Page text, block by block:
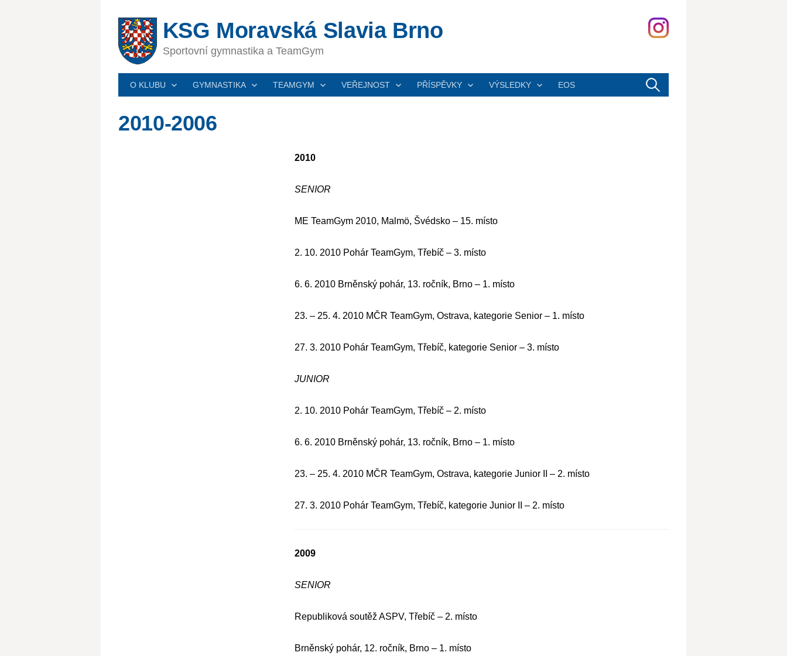
content
KSG Moravská Slavia Brno
Sportovní gymnastika a TeamGym
O KLUBU GYMNASTIKA TEAMGYM VEŘEJNOST PŘÍSPĚVKY VÝSLEDKY EOS
Vyhledávání
2010-2006
2010
SENIOR
ME TeamGym 2010, Malmö, Švédsko – 15. místo
2. 10. 2010 Pohár TeamGym, Třebíč – 3. místo
6. 6. 2010 Brněnský pohár, 13. ročník, Brno – 1. místo
23. – 25. 4. 2010 MČR TeamGym, Ostrava, kategorie Senior – 1. místo
27. 3. 2010 Pohár TeamGym, Třebíč, kategorie Senior – 3. místo
JUNIOR
2. 10. 2010 Pohár TeamGym, Třebíč – 2. místo
6. 6. 2010 Brněnský pohár, 13. ročník, Brno – 1. místo
23. – 25. 4. 2010 MČR TeamGym, Ostrava, kategorie Junior II – 2. místo
27. 3. 2010 Pohár TeamGym, Třebíč, kategorie Junior II – 2. místo
2009
SENIOR
Republiková soutěž ASPV, Třebíč – 2. místo
Brněnský pohár, 12. ročník, Brno – 1. místo